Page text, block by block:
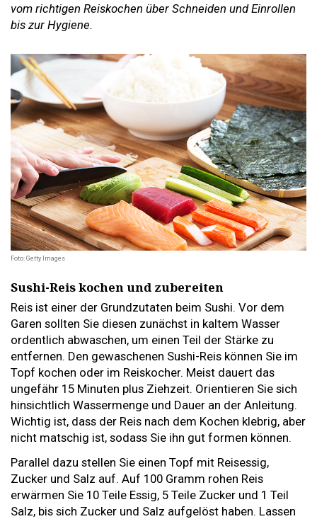
vom richtigen Reiskochen über Schneiden und Einrollen
bis zur Hygiene.
Foto: Getty Images
Sushi-Reis kochen und zubereiten
Reis ist einer der Grundzutaten beim Sushi. Vor dem
Garen sollten Sie diesen zunächst in kaltem Wasser
ordentlich abwaschen, um einen Teil der Stärke zu
entfernen. Den gewaschenen Sushi-Reis können Sie im
Topf kochen oder im Reiskocher. Meist dauert das
ungefähr 15 Minuten plus Ziehzeit. Orientieren Sie sich
hinsichtlich Wassermenge und Dauer an der Anleitung.
Wichtig ist, dass der Reis nach dem Kochen klebrig, aber
nicht matschig ist, sodass Sie ihn gut formen können.
Parallel dazu stellen Sie einen Topf mit Reisessig,
Zucker und Salz auf. Auf 100 Gramm rohen Reis
erwärmen Sie 10 Teile Essig, 5 Teile Zucker und 1 Teil
Salz, bis sich Zucker und Salz aufgelöst haben. Lassen